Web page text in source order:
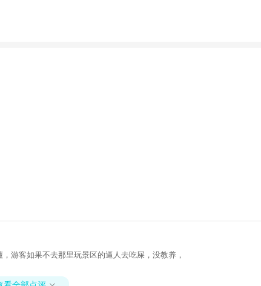
游客如果不去那里玩景区的逼人去吃屎，没教养，